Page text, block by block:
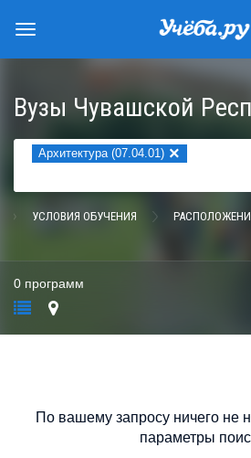
Вузы Чувашской
Архитектура (07.04.01) ×
УСЛОВИЯ ОБУЧЕНИЯ
0 программ
По вашему запросу ничего не
параметры